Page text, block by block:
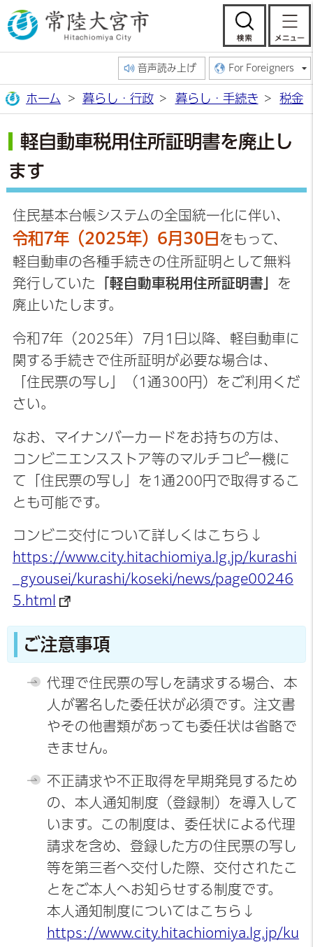
常陸大宮市公
検
音声読み上げ For Foreigners
ホーム 暮らし・行政 暮らし・手続き 税金
軽自動車税用住所証明書を廃止し
ます
住民基本台帳システムの全国統一化に伴い、
令和7年（2025年）6月30日 をもって、
軽自動車の各種手続きの住所証明として無料
発行していた
「軽自動車税用住所証明書」
を
廃止いたします。
令和7年（2025年）7月1日以降、軽自動車に
関する手続きで住所証明が必要な場合は、
「住民票の写し」（1通300円）をご利用くだ
さい。
なお、マイナンバーカードをお持ちの方は、
コンビニエンスストア等のマルチコピー機に
て「住民票の写し」を1通200円で取得するこ
とも可能です。
コンビニ交付について詳しくはこちら↓
https://www.city.hitachiomiya.lg.jp/kurashi
_gyousei/kurashi/koseki/news/page00246
5.html
ご注意事項
代理で住民票の写しを請求する場合、本
人が署名した委任状が必須です。注文書
やその他書類があっても委任状は省略で
きません。
不正請求や不正取得を早期発見するため
の、本人通知制度（登録制）を導入して
います。この制度は、委任状による代理
請求を含め、登録した方の住民票の写し
等を第三者へ交付した際、交付されたこ
とをご本人へお知らせする制度です。
本人通知制度についてはこちら↓
https://www.city.hitachiomiya.lg.jp/ku